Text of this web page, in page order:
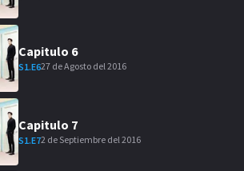
Capitulo 6
S1.E627 de Agosto del 2016
Capitulo 7
S1.E72 de Septiembre del 2016